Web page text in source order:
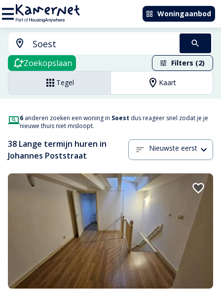
Woningaanbod
Zoekopslaan Filters (2)
Tegel Kaart
6 anderen zoeken een woning in Soest dus reageer snel zodat je je
nieuwe thuis niet misloopt.
38 Lange termijn huren in
Johannes Poststraat
Nieuwste eerst